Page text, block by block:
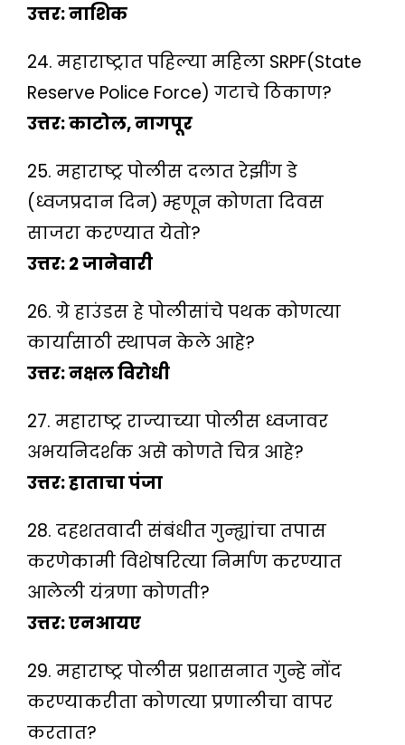
उत्तर: नाशिक
24. महाराष्ट्रात पहिल्या महिला SRPF(State
Reserve Police Force) गटाचे ठिकाण?
उत्तर: काटोल, नागपूर
25. महाराष्ट्र पोलीस दलात रेझींग डे
(ध्वजप्रदान दिन) म्हणून कोणता दिवस
साजरा करण्यात येतो?
उत्तर: 2 जानेवारी
26. ग्रे हाउंडस हे पोलीसांचे पथक कोणत्या
कार्यासाठी स्थापन केले आहे?
उत्तर: नक्षल विरोधी
27. महाराष्ट्र राज्याच्या पोलीस ध्वजावर
अभयनिदर्शक असे कोणते चित्र आहे?
उत्तर: हाताचा पंजा
28. दहशतवादी संबंधीत गुन्ह्यांचा तपास
करणेकामी विशेषरित्या निर्माण करण्यात
आलेली यंत्रणा कोणती?
उत्तर: एनआयए
29. महाराष्ट्र पोलीस प्रशासनात गुन्हे नोंद
करण्याकरीता कोणत्या प्रणालीचा वापर
करतात?